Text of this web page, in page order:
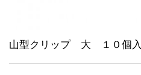
山型クリップ 大 １０個入